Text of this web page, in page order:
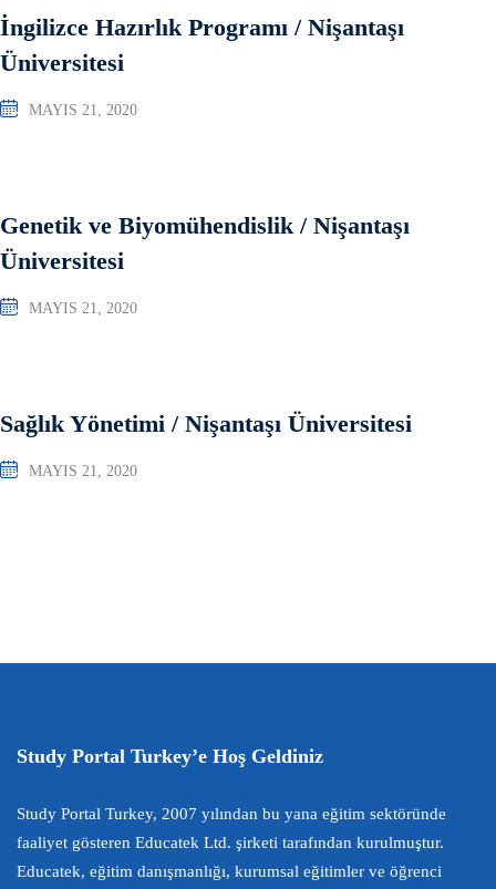
İngilizce Hazırlık Programı / Nişantaşı
Üniversitesi
MAYIS 21, 2020
Genetik ve Biyomühendislik / Nişantaşı
Üniversitesi
MAYIS 21, 2020
Sağlık Yönetimi / Nişantaşı Üniversitesi
MAYIS 21, 2020
Study Portal Turkey’e Hoş Geldiniz
Study Portal Turkey, 2007 yılından bu yana eğitim sektöründe
faaliyet gösteren Educatek Ltd. şirketi tarafından kurulmuştur.
Educatek, eğitim danışmanlığı, kurumsal eğitimler ve öğrenci